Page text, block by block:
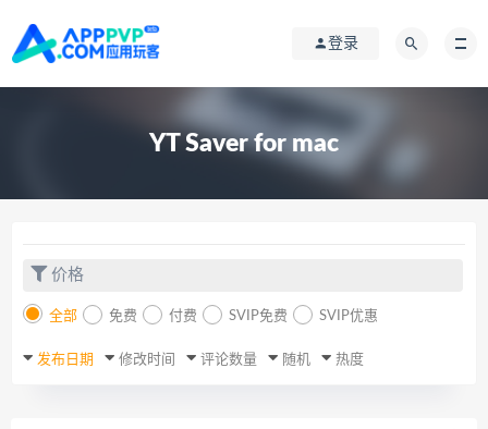
登录
YT Saver for mac
价格
全部 免费 付费 SVIP免费 SVIP优惠
发布日期 修改时间 评论数量 随机 热度